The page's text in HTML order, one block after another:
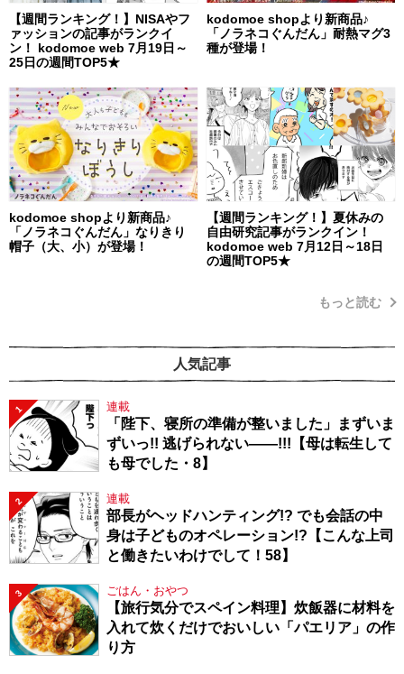
【週間ランキング！】NISAやフ
ァッションの記事がランクイ
ン！ kodomoe web 7月19日～
25日の週間TOP5★
kodomoe shopより新商品♪
「ノラネコぐんだん」耐熱マグ3
種が登場！
kodomoe shopより新商品♪
「ノラネコぐんだん」なりきり
帽子（大、小）が登場！
【週間ランキング！】夏休みの
自由研究記事がランクイン！
kodomoe web 7月12日～18日
の週間TOP5★
もっと読む
人気記事
1 連載
「陛下、寝所の準備が整いました」まずいま
ずいっ!! 逃げられない――!!!【母は転生して
も母でした・8】
2 連載
部長がヘッドハンティング!? でも会話の中
身は子どものオペレーション!?【こんな上司
と働きたいわけでして！58】
3 ごはん・おやつ
【旅行気分でスペイン料理】炊飯器に材料を
入れて炊くだけでおいしい「パエリア」の作
り方